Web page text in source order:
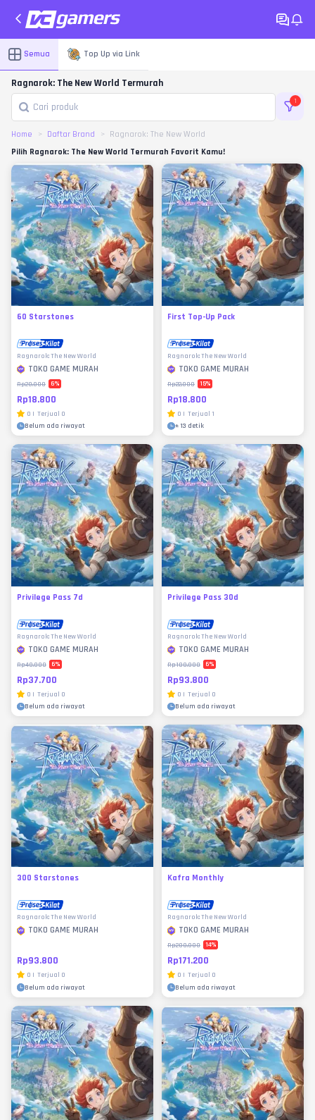
Semua Top Up via Link
Ragnarok: The New World Termurah
1
Home Daftar Brand
Ragnarok: The New World
Pilih Ragnarok: The New World Termurah Favorit Kamu!
60 Starstones
Ragnarok: The New World
TOKO GAME MURAH
Rp20.000 6%
Rp18.800
0 | Terjual 0
Belum ada riwayat
First Top-Up Pack
Ragnarok: The New World
TOKO GAME MURAH
Rp22.000 15%
Rp18.800
0 | Terjual 1
±13 detik
Privilege Pass 7d
Ragnarok: The New World
TOKO GAME MURAH
Rp40.000 6%
Rp37.700
0 | Terjual 0
Belum ada riwayat
Privilege Pass 30d
Ragnarok: The New World
TOKO GAME MURAH
Rp100.000 6%
Rp93.800
0 | Terjual 0
Belum ada riwayat
300 Starstones
Ragnarok: The New World
TOKO GAME MURAH
Rp93.800
0 | Terjual 0
Belum ada riwayat
Kafra Monthly
Ragnarok: The New World
TOKO GAME MURAH
Rp200.000 14%
Rp171.200
0 | Terjual 0
Belum ada riwayat